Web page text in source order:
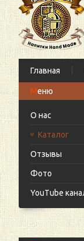
Главная
О нас
Каталог
Отзывы
Фото
YouTube